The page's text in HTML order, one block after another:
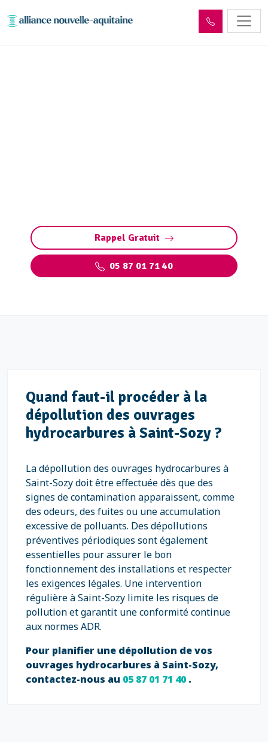
Rappel Gratuit
05 87 01 71 40
Quand faut-il procéder à la
dépollution des ouvrages
hydrocarbures à Saint-Sozy ?
La dépollution des ouvrages hydrocarbures à
Saint-Sozy doit être effectuée dès que des
signes de contamination apparaissent, comme
des odeurs, des fuites ou une accumulation
excessive de polluants. Des dépollutions
préventives périodiques sont également
essentielles pour assurer le bon
fonctionnement des installations et respecter
les exigences légales. Une intervention
régulière à Saint-Sozy limite les risques de
pollution et garantit une conformité continue
aux normes ADR.
Pour planifier une dépollution de vos
ouvrages hydrocarbures à Saint-Sozy,
contactez-nous au 05 87 01 71 40.